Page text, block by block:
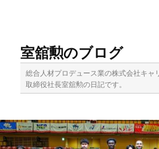
移
動
室舘勲のブログ
総合人材プロデュース業の株式会社キャ
取締役社長室舘勲の日記です。